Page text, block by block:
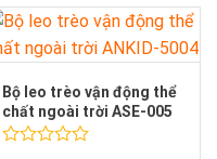
hạng
0
5
sao
Bộ leo trèo vận động thể
chất ngoài trời ASE-005